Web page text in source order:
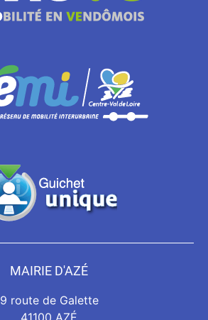
MAIRIE D'AZÉ
9 route de Galette
41100 AZÉ